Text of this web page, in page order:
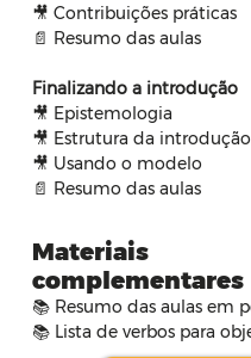
🎥 Contribuições práticas
📄 Resumo das aulas
🎥 Epistemologia
🎥 Estrutura da introdução
🎥 Usando o modelo
📄 Resumo das aulas
Materiais
complementares
📚 Resumo das aulas em
📚 Lista de verbos para